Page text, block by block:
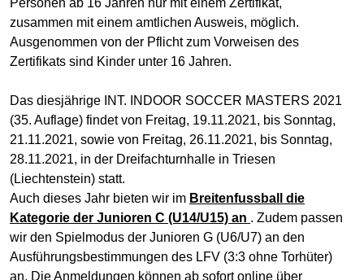
zusammen mit einem amtlichen Ausweis, möglich.
Ausgenommen von der Pflicht zum Vorweisen des
Zertifikats sind Kinder unter 16 Jahren.
Das diesjährige INT. INDOOR SOCCER MASTERS 2021
(35. Auflage) findet von Freitag, 19.11.2021, bis Sonntag,
21.11.2021, sowie von Freitag, 26.11.2021, bis Sonntag,
28.11.2021, in der Dreifachturnhalle in Triesen
(Liechtenstein) statt.
Auch dieses Jahr bieten wir im Breitenfussball die
Kategorie der Junioren C (U14/U15) an . Zudem passen
wir den Spielmodus der Junioren G (U6/U7) an den
Ausführungsbestimmungen des LFV (3:3 ohne Torhüter)
an. Die Anmeldungen können ab sofort online über